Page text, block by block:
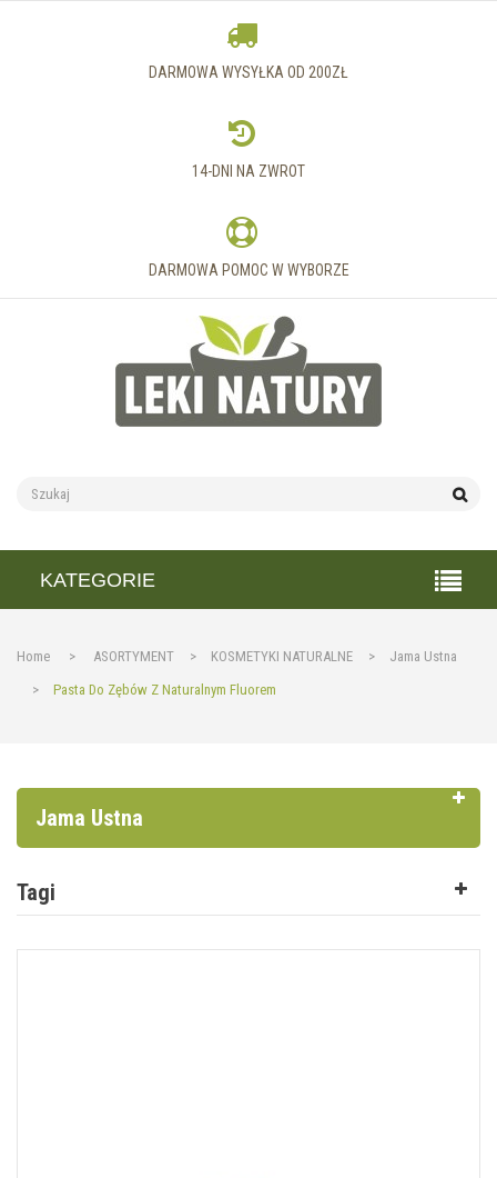
DARMOWA WYSYŁKA OD 200ZŁ
14-DNI NA ZWROT
DARMOWA POMOC W WYBORZE
KATEGORIE
Home > ASORTYMENT > KOSMETYKI NATURALNE >
Jama Ustna
>
Pasta Do Zębów Z Naturalnym Fluorem
Jama Ustna
Tagi